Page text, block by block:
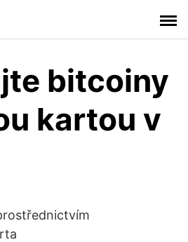
bitcoiny
kartou v